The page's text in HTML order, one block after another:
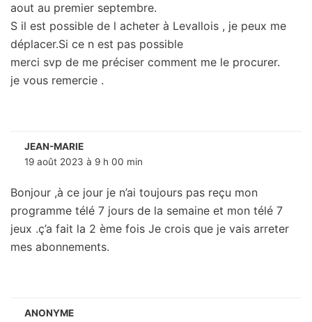
aout au premier septembre.
S il est possible de l acheter à Levallois , je peux me
déplacer.Si ce n est pas possible
merci svp de me préciser comment me le procurer.
je vous remercie .
JEAN-MARIE
19 août 2023 à 9 h 00 min
Bonjour ,à ce jour je n’ai toujours pas reçu mon
programme télé 7 jours de la semaine et mon télé 7
jeux .ç’a fait la 2 ème fois Je crois que je vais arreter
mes abonnements.
ANONYME